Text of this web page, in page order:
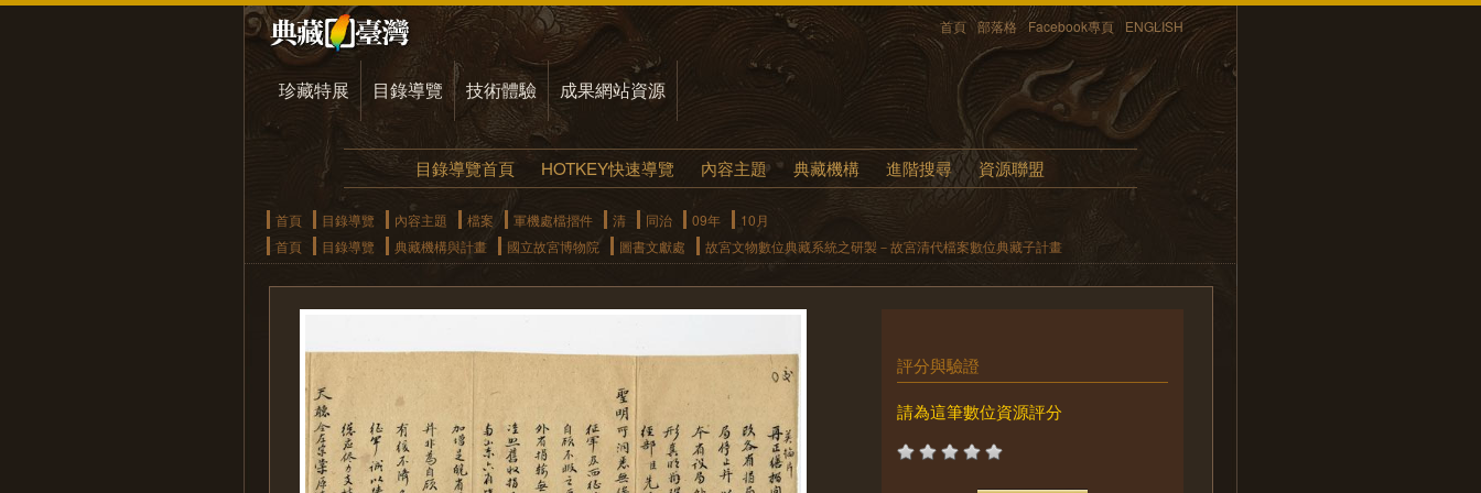
首頁 部落格 Facebook專頁 ENGLISH
珍藏特展 目錄導覽 技術體驗 成果網站資源
目錄導覽首頁 HOTKEY快速導覽 內容主題 典藏機構 進階搜尋 資源聯盟
首頁 目錄導覽 內容主題 檔案 軍機處檔摺件 清 同治 09年
10月
首頁
目錄導覽 典藏機構與計畫 國立故宮博物院 圖書文獻處 故宮文物數位典藏系統之研製－故宮清代檔案數位典藏子計畫
評分與驗證
請為這筆數位資源評分